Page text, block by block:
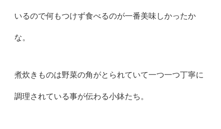
いるので何もつけず食べるのが一番美味しかったか
な。
煮炊きものは野菜の角がとられていて一つ一つ丁寧に
調理されている事が伝わる小鉢たち。